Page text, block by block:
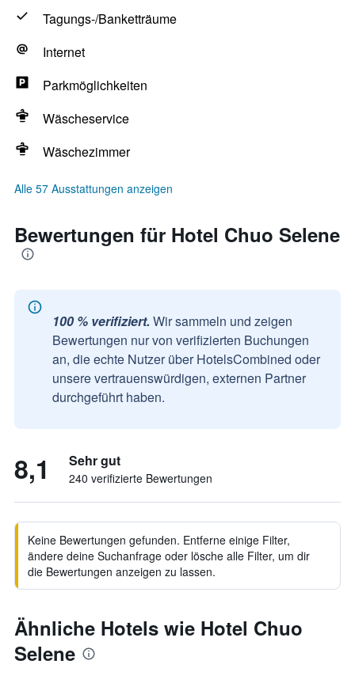
Tagungs-/Banketträume
Internet
Parkmöglichkeiten
Wäscheservice
Wäschezimmer
Alle 57 Ausstattungen anzeigen
Bewertungen für Hotel Chuo Selene
100 % verifiziert. Wir sammeln und zeigen
Bewertungen nur von verifizierten Buchungen
an, die echte Nutzer über HotelsCombined oder
unsere vertrauenswürdigen, externen Partner
durchgeführt haben.
8,1 Sehr gut
240 verifizierte Bewertungen
Keine Bewertungen gefunden. Entferne einige Filter,
ändere deine Suchanfrage oder lösche alle Filter, um dir
die Bewertungen anzeigen zu lassen.
Ähnliche Hotels wie Hotel Chuo
Selene